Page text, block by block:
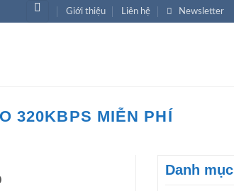
Giới thiệu Liên hệ Newsletter
320KBPS MIỄN PHÍ
Danh mục